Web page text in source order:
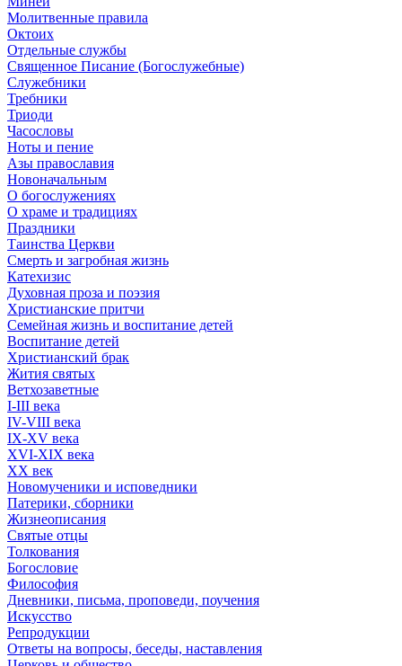
Молитвенные правила
Октоих
Отдельные службы
Священное Писание (Богослужебные)
Служебники
Требники
Триоди
Часословы
Ноты и пение
Азы православия
Новоначальным
О богослужениях
О храме и традициях
Праздники
Таинства Церкви
Смерть и загробная жизнь
Катехизис
Духовная проза и поэзия
Христианские притчи
Семейная жизнь и воспитание детей
Воспитание детей
Христианский брак
Жития святых
Ветхозаветные
I-III века
IV-VIII века
IX-XV века
XVI-XIX века
XX век
Новомученики и исповедники
Патерики, сборники
Жизнеописания
Святые отцы
Толкования
Богословие
Философия
Дневники, письма, проповеди, поучения
Искусство
Репродукции
Ответы на вопросы, беседы, наставления